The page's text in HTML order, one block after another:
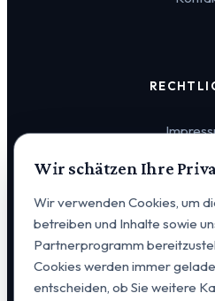
Cookie-
Wir schätzen Ihre
Wir verwenden Cookies, um
betreiben und Inhalte sowie
Partnerprogramm
Cookies werden immer
entscheiden, ob Sie weitere